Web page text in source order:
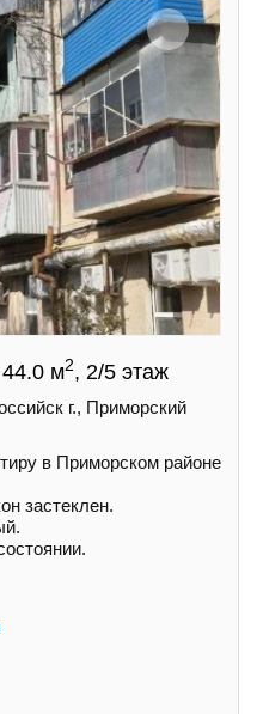
44.0 м2, 2/5 этаж
г., Приморский
в Приморском районе
застеклен.